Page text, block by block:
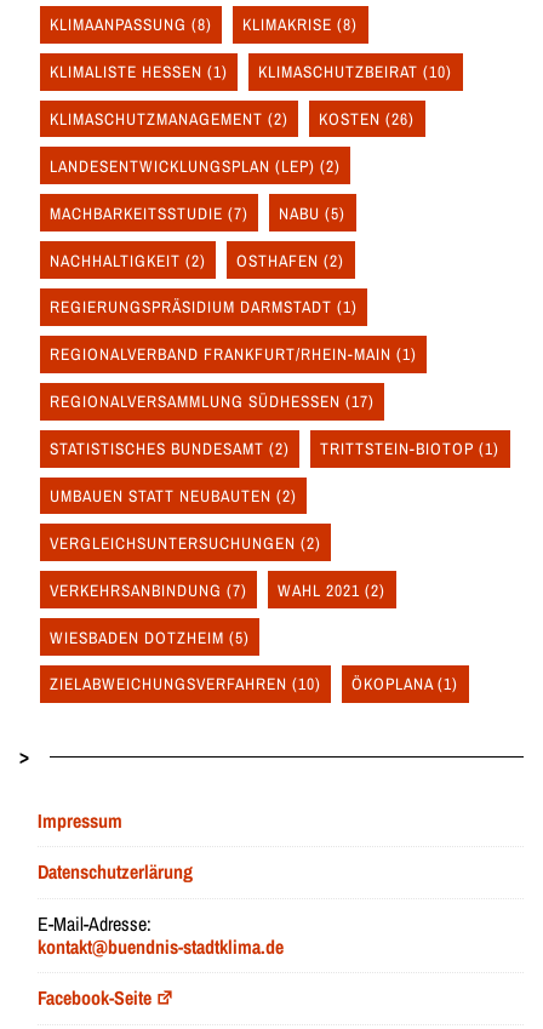
KLIMAANPASSUNG (8) KLIMAKRISE (8)
KLIMALISTE HESSEN (1) KLIMASCHUTZBEIRAT (10)
KLIMASCHUTZMANAGEMENT (2) KOSTEN (26)
LANDESENTWICKLUNGSPLAN (LEP) (2)
MACHBARKEITSSTUDIE (7) NABU (5)
NACHHALTIGKEIT (2) OSTHAFEN (2)
REGIERUNGSPRÄSIDIUM DARMSTADT (1)
REGIONALVERBAND FRANKFURT/RHEIN-MAIN (1)
REGIONALVERSAMMLUNG SÜDHESSEN (17)
STATISTISCHES BUNDESAMT (2) TRITTSTEIN-BIOTOP (1)
UMBAUEN STATT NEUBAUTEN (2)
VERGLEICHSUNTERSUCHUNGEN (2)
VERKEHRSANBINDUNG (7) WAHL 2021 (2)
WIESBADEN DOTZHEIM (5)
ZIELABWEICHUNGSVERFAHREN (10) ÖKOPLANA(1)
>
Impressum
Datenschutzerlärung
E-Mail-Adresse:
kontakt@buendnis-stadtklima.de
Facebook-Seite